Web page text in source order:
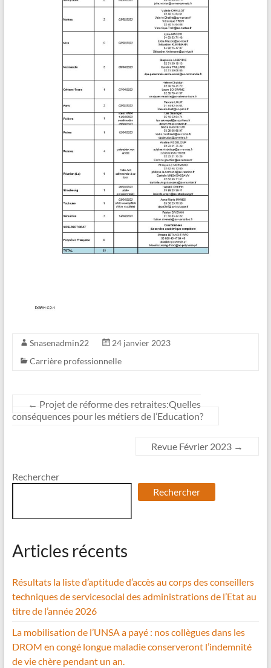
Snasenadmin22
24 janvier 2023
Carrière professionnelle
← Projet de réforme des retraites:Quelles
conséquences pour les métiers de l’Education?
Revue Février 2023 →
Rechercher
Rechercher
Articles récents
Résultats la liste d’aptitude d’accès au corps des conseillers
techniques de servicesocial des administrations de l’Etat au
titre de l’année 2026
La mobilisation de l’UNSA a payé : nos collègues dans les
DROM en congé longue maladie conserveront l’indemnité
de vie chère pendant un an.